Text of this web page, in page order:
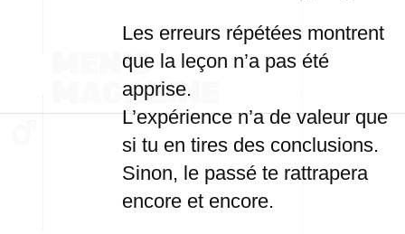
Les erreurs répétées montrent
que la leçon n’a pas été
apprise.
L’expérience n’a de valeur que
si tu en tires des conclusions.
Sinon, le passé te rattrapera
encore et encore.